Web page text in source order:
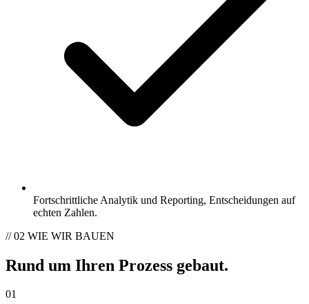
Fortschrittliche Analytik und Reporting, Entscheidungen auf
echten Zahlen.
// 02 WIE WIR BAUEN
Rund um Ihren Prozess gebaut.
01